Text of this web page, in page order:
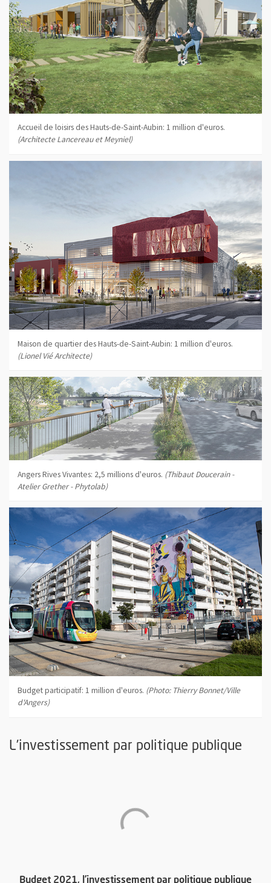
Accueil de loisirs des Hauts-de-Saint-Aubin: 1 million d'euros.
(Architecte Lancereau et Meyniel)
Maison de quartier des Hauts-de-Saint-Aubin: 1 million d'euros.
(Lionel Vié Architecte)
Angers Rives Vivantes: 2,5 millions d'euros. (Thibaut Doucerain -
Atelier Grether - Phytolab)
Budget participatif: 1 million d'euros. (Photo: Thierry Bonnet/Ville
d'Angers)
L’investissement par politique publique
Budget 2021, l’investissement par politique publique,